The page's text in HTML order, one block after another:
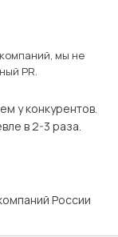
мы не
PR.
у конкурентов.
в 2-3 раза.
России